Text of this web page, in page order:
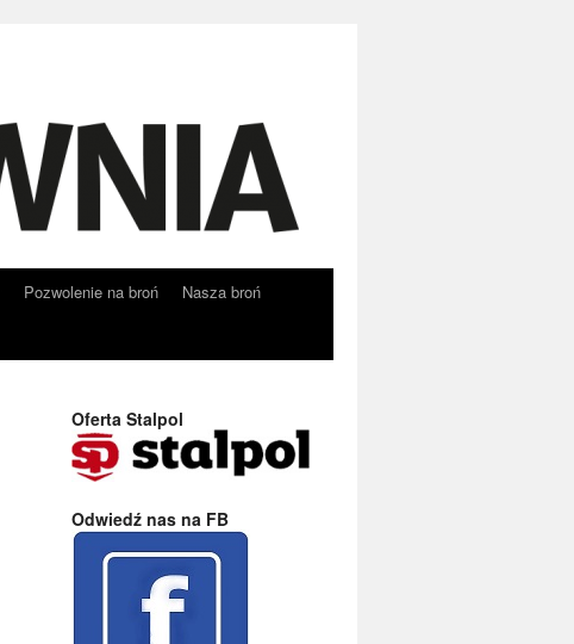
Pozwolenie na broń
Nasza broń
Oferta Stalpol
Odwiedź nas na FB